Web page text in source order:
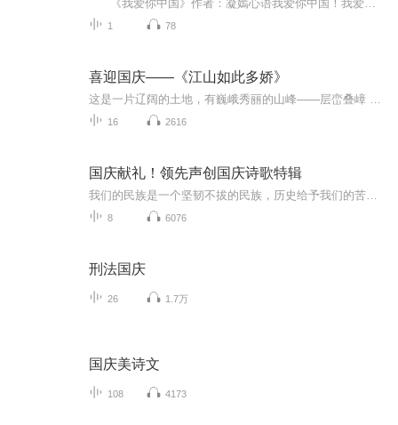
1 78
喜迎国庆——《江山如此多娇》
16 2616
国庆献礼！领先声创国庆诗歌特辑
8 6076
刑法国庆
26 1.7万
国庆美诗文
108 4173